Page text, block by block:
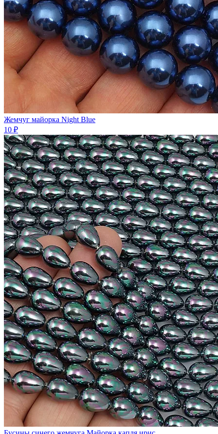
Жемчуг майорка Night Blue
10 ₽